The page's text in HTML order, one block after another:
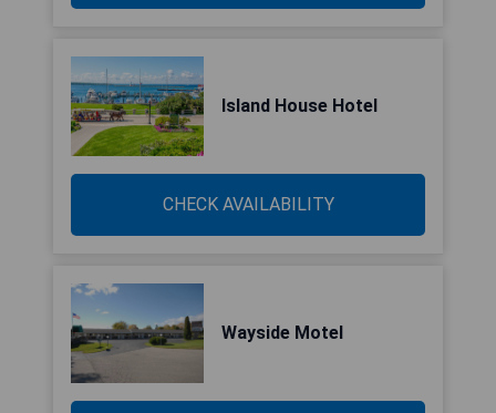
Island House Hotel
CHECK AVAILABILITY
Wayside Motel